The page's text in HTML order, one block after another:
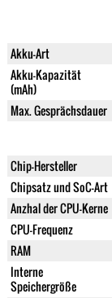
Akku-Art
Akku-Kapazität
(mAh)
Max. Gesprächsdauer
Chip-Hersteller
Chipsatz und SoC-Art
Anzhal der CPU-Kerne
CPU-Frequenz
RAM
Interne
Speichergröße